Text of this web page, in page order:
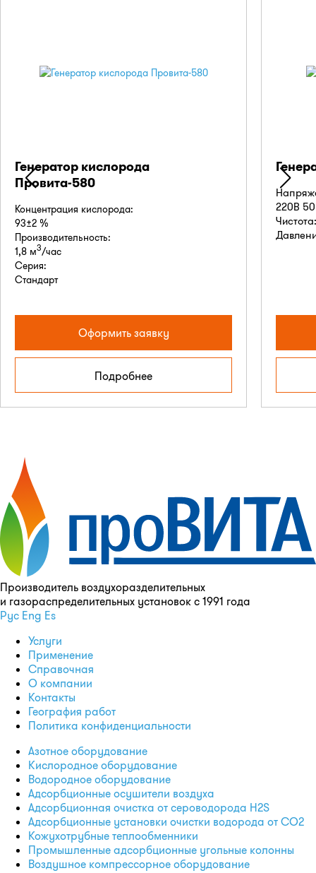
Генератор кислорода
Провита-580
Концентрация кислорода:
93±2 %
Производительность:
1,8 м3/час
Серия:
Стандарт
Оформить заявку
Подробнее
220В
Производитель воздухоразделительных
и газораспределительных установок с 1991 года
Рус Eng Es
Услуги
Применение
Справочная
О компании
Контакты
География работ
Политика конфиденциальности
Азотное оборудование
Кислородное оборудование
Водородное оборудование
Адсорбционные осушители воздуха
Адсорбционная очистка от сероводорода H2S
Адсорбционные установки очистки водорода от CO2
Кожухотрубные теплообменники
Промышленные адсорбционные угольные колонны
Воздушное компрессорное оборудование